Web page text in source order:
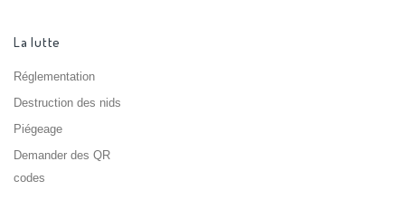
La lutte
Réglementation
Destruction des nids
Piégeage
Demander des QR
codes